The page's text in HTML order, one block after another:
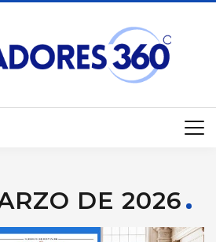
DE 2026